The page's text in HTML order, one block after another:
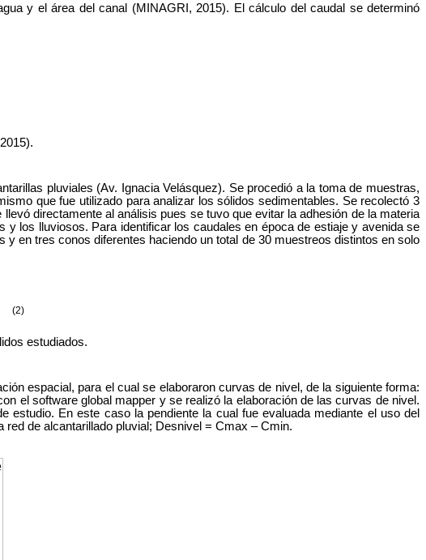
y el área del canal (MINAGRI, 2015). El cálculo del caudal se determinó
pluviales (Av. Ignacia Velásquez). Se procedió a la toma de muestras,
que fue utilizado para analizar los sólidos sedimentables. Se recolectó 3
directamente al análisis pues se tuvo que evitar la adhesión de la materia
los lluviosos. Para identificar los caudales en época de estiaje y avenida se
en tres conos diferentes haciendo un total de 30 muestreos distintos en solo
estudiados.
espacial, para el cual se elaboraron curvas de nivel, de la siguiente forma:
el software global mapper y se realizó la elaboración de las curvas de nivel.
estudio. En este caso la pendiente la cual fue evaluada mediante el uso del
de alcantarillado pluvial; Desnivel = Cmax – Cmin.